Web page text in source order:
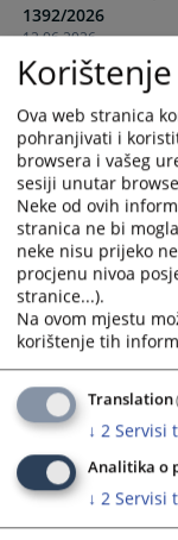
mark
to
the
keyboard
shortcuts
for
changing
dates.
12.06.2026.
1392/2026
09.06.2026.
Ročište za glavnu
580/2026
09.06.2026.
Ročište za glavnu
423/2026
08.06.2026.
Ročište za glavnu
1170/2026
19.05.2026.
Nastavak
580/2026
15.05.2026.
Nastavak glavne
Ova web stranica
pohranjivati i
browsera i vašeg
sesiji unutar
Neke od ovih
stranica ne bi
neke nisu prijeko
procjenu nivoa
stranice...).
Na ovom mjestu
korištenje tih
Translation
↓ 2 Servisi
Analitika o
↓ 2 Servisi